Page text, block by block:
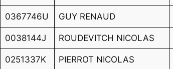
0367746U GUY RENAUD
0038144J ROUDEVITCH NICOLAS
0251337K PIERROT NICOLAS